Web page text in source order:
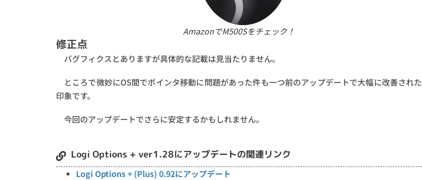
AmazonでM500Sをチェック！
修正点
バグフィクスとありますが具体的な記載は見当たりません。
ところで微妙にOS間でポインタ移動に問題があった件も一つ前のアップデートで大幅に改善された
印象です。
今回のアップデートでさらに安定するかもしれません。
Logi Options + ver1.28にアップデートの関連リンク
Logi Options + (Plus) 0.92にアップデート